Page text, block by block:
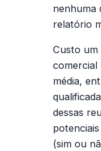
nenhuma
relatório
Custo
comercial
média,
dessas
(sim ou